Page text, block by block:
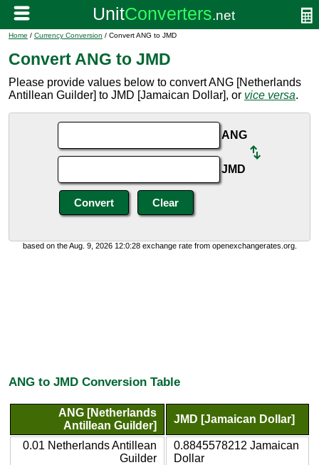
Home / Currency Conversion / Convert ANG to JMD
Convert ANG to JMD
Please provide values below to convert ANG [Netherlands
Antillean Guilder] to JMD [Jamaican Dollar], or vice versa.
ANG
JMD
based on the Aug. 9, 2026 12:0:28 exchange rate from openexchangerates.org.
ANG to JMD Conversion Table
ANG [Netherlands
Antillean Guilder]
JMD [Jamaican Dollar]
0.01 Netherlands Antillean
Guilder
0.8845578212 Jamaican
Dollar